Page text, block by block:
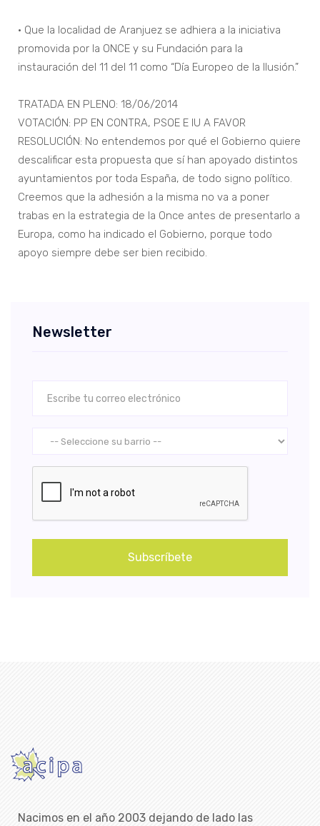
• Que la localidad de Aranjuez se adhiera a la iniciativa
promovida por la ONCE y su Fundación para la
instauración del 11 del 11 como “Día Europeo de la Ilusión.”
TRATADA EN PLENO: 18/06/2014
VOTACIÓN: PP EN CONTRA, PSOE E IU A FAVOR
RESOLUCIÓN: No entendemos por qué el Gobierno quiere
descalificar esta propuesta que sí han apoyado distintos
ayuntamientos por toda España, de todo signo político.
Creemos que la adhesión a la misma no va a poner
trabas en la estrategia de la Once antes de presentarlo a
Europa, como ha indicado el Gobierno, porque todo
apoyo siempre debe ser bien recibido.
Newsletter
Subscríbete
Nacimos en el año 2003 dejando de lado las